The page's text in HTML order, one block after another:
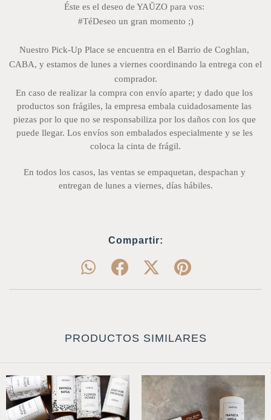
Éste es el deseo de YAŬZO para vos:
#TéDeseo un gran momento ;)
Nuestro Pick-Up Place se encuentra en el Barrio de Coghlan,
CABA, y estamos de lunes a viernes coordinando la entrega con el
comprador.
En caso de realizar la compra con envío aparte; y dado que los
productos son frágiles, la empresa embala cuidadosamente las
piezas por lo que no se responsabiliza por los daños con los que
puede llegar. Los envíos son embalados especialmente y se les
coloca la cinta de frágil.
En todos los casos, las ventas se empaquetan, despachan y
entregan de lunes a viernes, días hábiles.
Compartir:
PRODUCTOS SIMILARES